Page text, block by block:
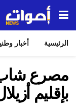
الرئيسية أخبار
مصرع شاب
بإقليم